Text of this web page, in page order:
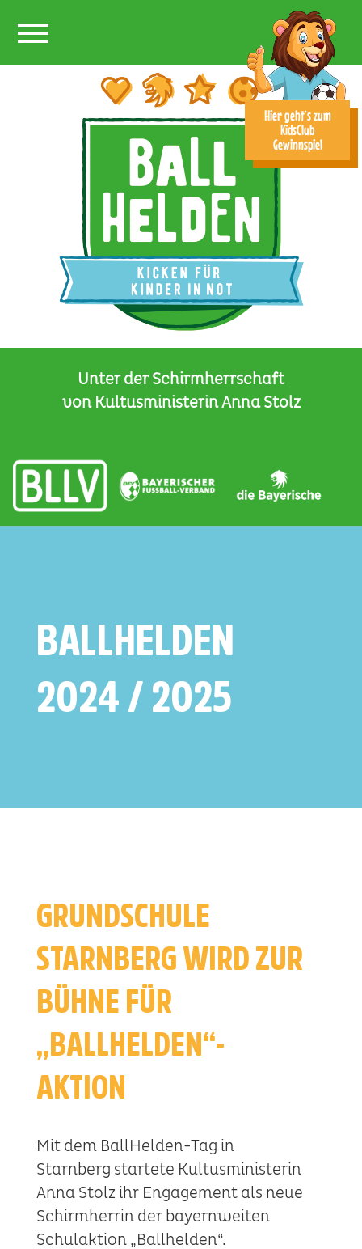
Hier geht’s zum
KidsClub
Gewinnspiel
Unter der Schirmherrschaft
von Kultusministerin Anna Stolz
BALLHELDEN
2024 / 2025
GRUNDSCHULE
STARNBERG WIRD ZUR
BÜHNE FÜR
„BALLHELDEN“-
AKTION
Mit dem BallHelden-Tag in
Starnberg startete Kultusministerin
Anna Stolz ihr Engagement als neue
Schirmherrin der bayernweiten
Schulaktion „Ballhelden“.